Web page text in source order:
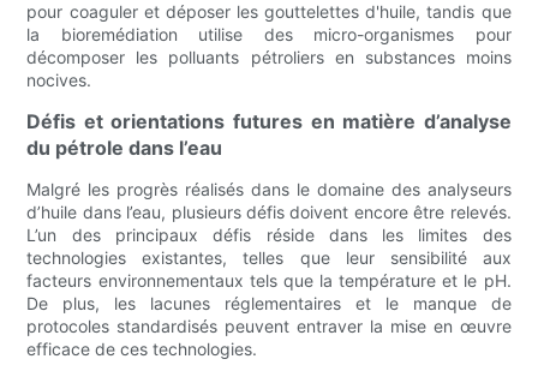
pour coaguler et déposer les gouttelettes d'huile, tandis que
la bioremédiation utilise des micro-organismes pour
décomposer les polluants pétroliers en substances moins
nocives.
Défis et orientations futures en matière d’analyse
du pétrole dans l’eau
Malgré les progrès réalisés dans le domaine des analyseurs
d’huile dans l’eau, plusieurs défis doivent encore être relevés.
L’un des principaux défis réside dans les limites des
technologies existantes, telles que leur sensibilité aux
facteurs environnementaux tels que la température et le pH.
De plus, les lacunes réglementaires et le manque de
protocoles standardisés peuvent entraver la mise en œuvre
efficace de ces technologies.